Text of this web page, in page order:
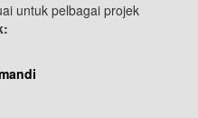
untuk pelbagai projek